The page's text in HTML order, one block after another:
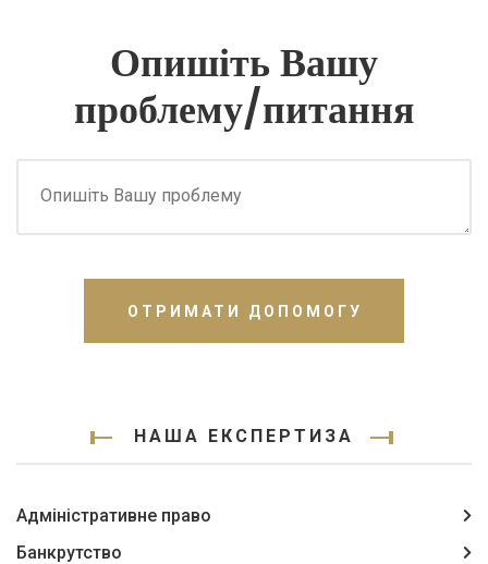
Опишіть Вашу
проблему/питання
ОТРИМАТИ ДОПОМОГУ
НАША ЕКСПЕРТИЗА
Адміністративне право
Банкрутство